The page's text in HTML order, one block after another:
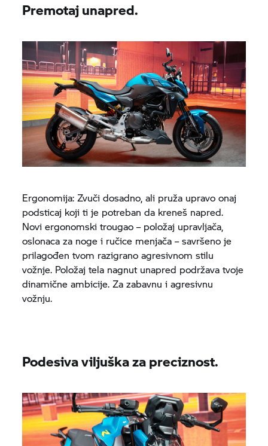
Premotaj unapred.
Ergonomija: Zvuči dosadno, ali pruža upravo onaj
podsticaj koji ti je potreban da kreneš napred.
Novi ergonomski trougao – položaj upravljača,
oslonaca za noge i ručice menjača – savršeno je
prilagođen tvom razigrano agresivnom stilu
vožnje. Položaj tela nagnut unapred podržava tvoje
dinamične ambicije. Za zabavnu i agresivnu
vožnju.
Podesiva viljuška za preciznost.